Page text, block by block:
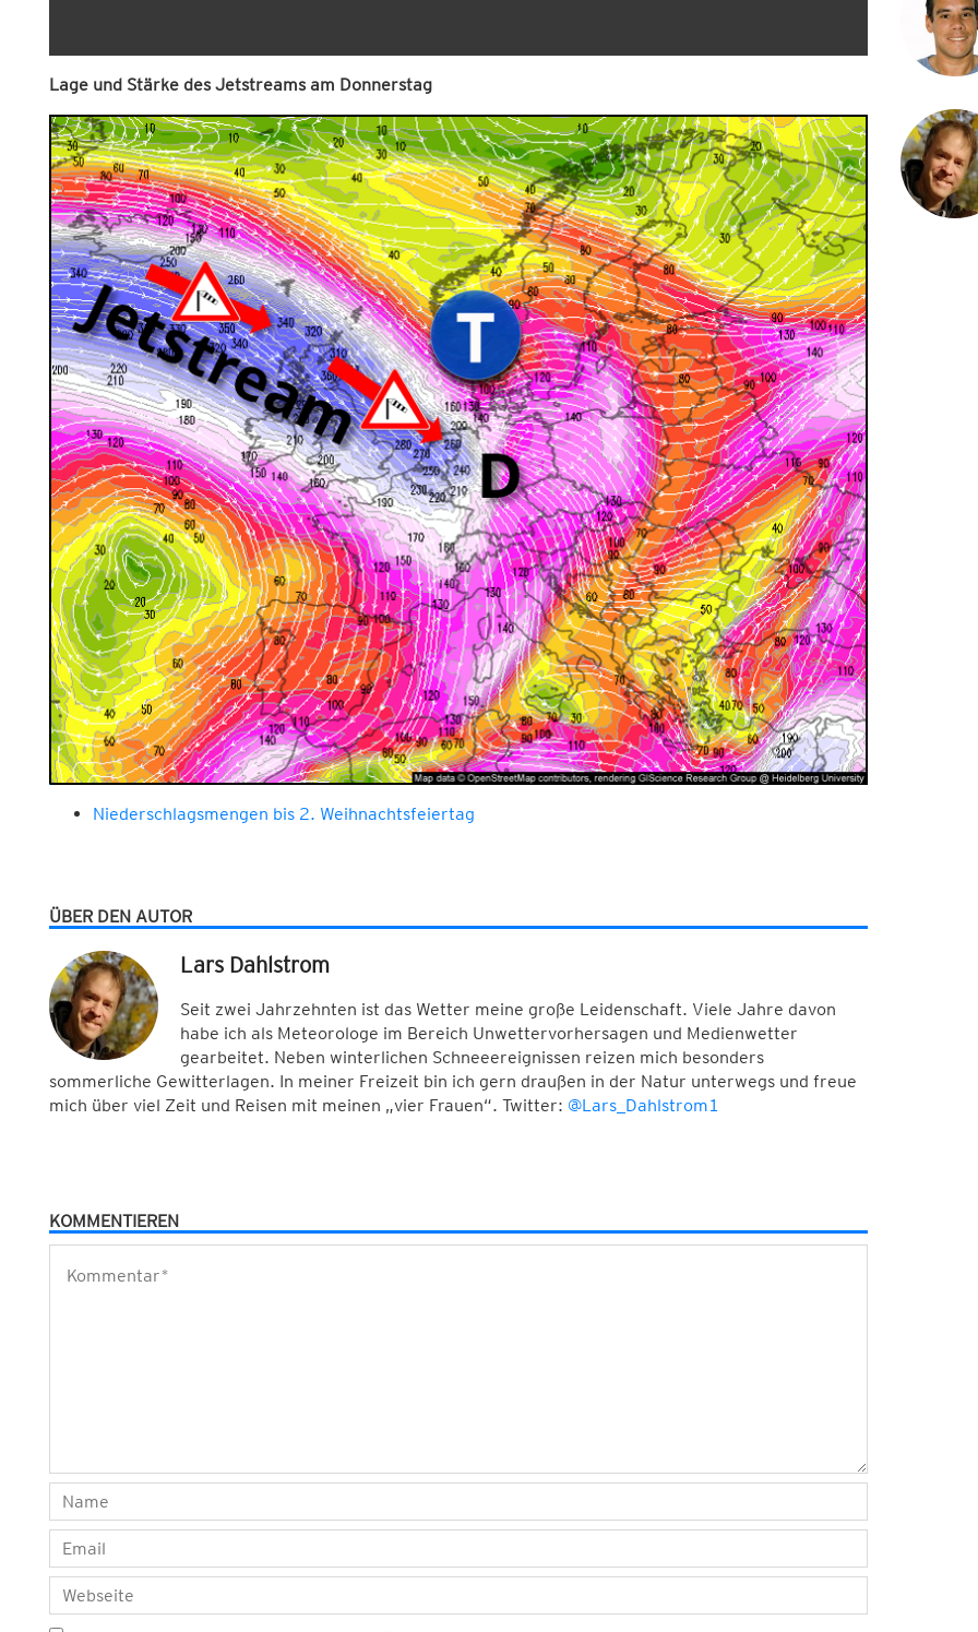
Lage und Stärke des Jetstreams am Donnerstag
Niederschlagsmengen bis 2. Weihnachtsfeiertag
ÜBER DEN AUTOR
Lars Dahlstrom
Seit zwei Jahrzehnten ist das Wetter meine große Leidenschaft. Viele Jahre davon
habe ich als Meteorologe im Bereich Unwettervorhersagen und Medienwetter
gearbeitet. Neben winterlichen Schneeereignissen reizen mich besonders
sommerliche Gewitterlagen. In meiner Freizeit bin ich gern draußen in der Natur unterwegs und freue
mich über viel Zeit und Reisen mit meinen „vier Frauen“. Twitter: @Lars_Dahlstrom1
KOMMENTIEREN